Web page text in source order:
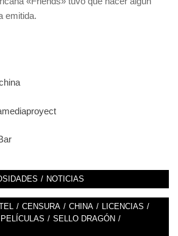
emitida.
/ NOTICIAS
/ CENSURA / CHINA / LICENCIAS /
PELÍCULAS / SELLO DRAGÓN /